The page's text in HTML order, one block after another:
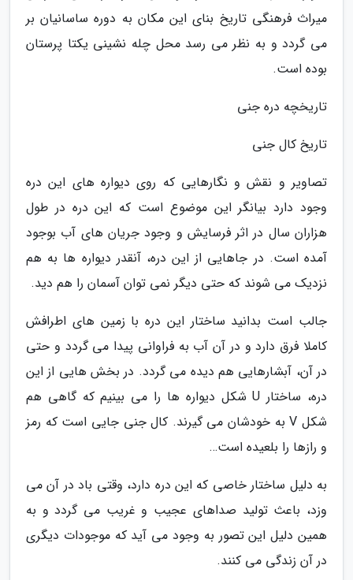
میراث فرهنگی تاریخ بنای این مکان به دوره ساسانیان بر
می گردد و به نظر می رسد محل چله نشینی یکتا پرستان
بوده است.
تاریخچه دره جنی
تاریخ کال جنی
تصاویر و نقش و نگارهایی که روی دیواره های این دره
وجود دارد بیانگر این موضوع است که این دره در طول
هزاران سال در اثر فرسایش و وجود جریان های آب بوجود
آمده است. در جاهایی از این دره، آنقدر دیواره ها به هم
نزدیک می شوند که حتی دیگر نمی توان آسمان را هم دید.
جالب است بدانید ساختار این دره با زمین های اطرافش
کاملا فرق دارد و در آن آب به فراوانی پیدا می گردد و حتی
در آن، آبشارهایی هم دیده می گردد. در بخش هایی از این
دره، ساختار U شکل دیواره ها را می بینیم که گاهی هم
شکل V به خودشان می گیرند. کال جنی جایی است که رمز
و رازها را بلعیده است…
به دلیل ساختار خاصی که این دره دارد، وقتی باد در آن می
وزد، باعث تولید صداهای عجیب و غریب می گردد و به
همین دلیل این تصور به وجود می آید که موجودات دیگری
در آن زندگی می کنند.